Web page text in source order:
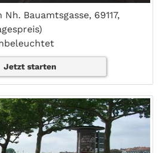
Bauamtsgasse, 69117,
Jetzt starten